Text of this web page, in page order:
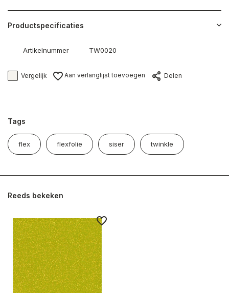
Productspecificaties
Artikelnummer TW0020
Vergelijk Aan verlanglijst toevoegen Delen
Tags
flex flexfolie siser twinkle
Reeds bekeken